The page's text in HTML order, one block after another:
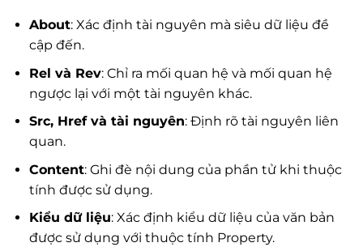
About: Xác định tài nguyên mà siêu dữ liệu đề
cập đến.
Rel và Rev: Chỉ ra mối quan hệ và mối quan hệ
ngược lại với một tài nguyên khác.
Src, Href và tài nguyên: Định rõ tài nguyên liên
quan.
Content: Ghi đè nội dung của phần tử khi thuộc
tính được sử dụng.
Kiểu dữ liệu: Xác định kiểu dữ liệu của văn bản
được sử dụng với thuộc tính Property.